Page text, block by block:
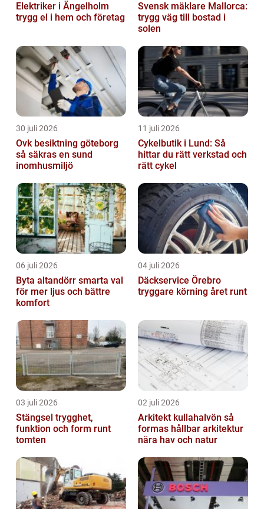
Elektriker i Ängelholm
trygg el i hem och företag
Svensk mäklare Mallorca:
trygg väg till bostad i
solen
30 juli 2026
Ovk besiktning göteborg
så säkras en sund
inomhusmiljö
11 juli 2026
Cykelbutik i Lund: Så
hittar du rätt verkstad och
rätt cykel
06 juli 2026
Byta altandörr smarta val
för mer ljus och bättre
komfort
04 juli 2026
Däckservice Örebro
tryggare körning året runt
03 juli 2026
Stängsel trygghet,
funktion och form runt
tomten
02 juli 2026
Arkitekt kullahalvön så
formas hållbar arkitektur
nära hav och natur